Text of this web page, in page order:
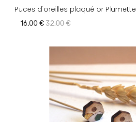
Puces d'oreilles plaqué or Plumette
16,00 €32,00 €